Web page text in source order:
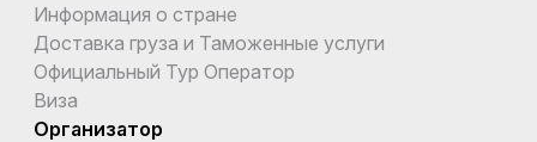
Информация о стране
Доставка груза и Таможенные услуги
Официальный Тур Оператор
Виза
Организатор